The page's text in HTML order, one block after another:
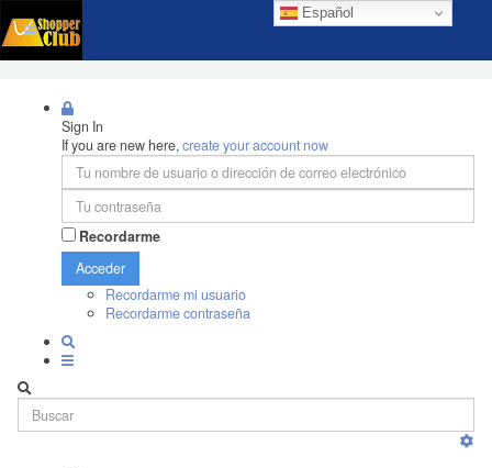
Español
Sign In
If you are new here,create your account now
Recordarme
Acceder
Recordarme mi usuario
Recordarme contraseña